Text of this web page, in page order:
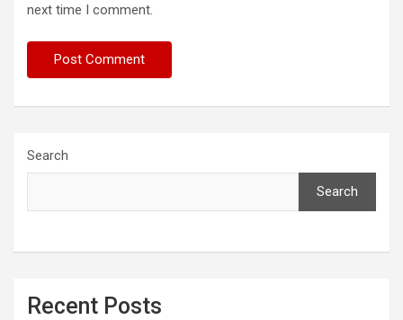
next time I comment.
Search
Search
Recent Posts